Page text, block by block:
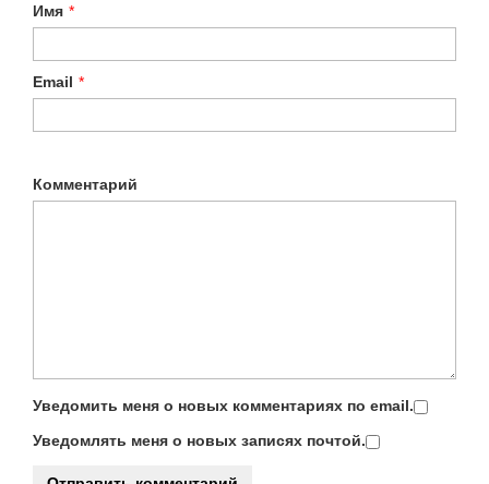
Имя *
Email *
Комментарий
Уведомить меня о новых комментариях по email.
Уведомлять меня о новых записях почтой.